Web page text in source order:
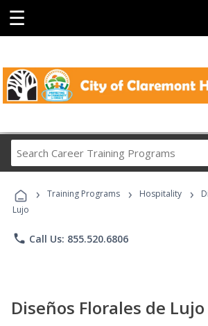
☰
Career
Programs
› Training Programs › Hospitality ›
Lujo
phone Call Us: 855.520.6806
Diseños Florales de Lujo